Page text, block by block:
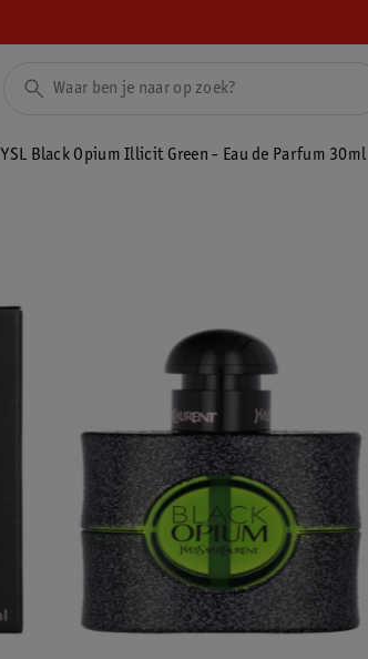
YSL Black Opium Illicit Green - Eau de Parfum 30ml